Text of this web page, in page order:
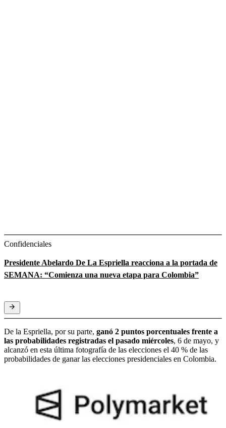
Confidenciales
Presidente Abelardo De La Espriella reacciona a la portada de
SEMANA: “Comienza una nueva etapa para Colombia”
De la Espriella, por su parte, ganó 2 puntos porcentuales frente a
las probabilidades registradas el pasado miércoles, 6 de mayo, y
alcanzó en esta última fotografía de las elecciones el 40 % de las
probabilidades de ganar las elecciones presidenciales en Colombia.